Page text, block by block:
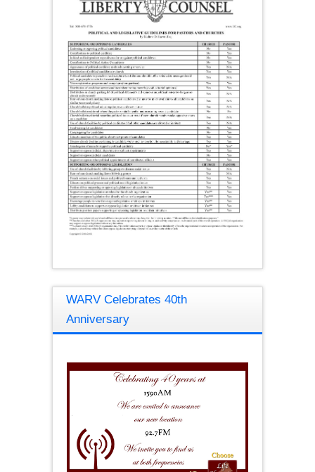
WARV Celebrates 40th
Anniversary